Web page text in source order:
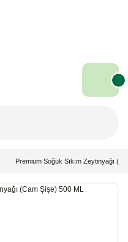
Premium Soğuk Sıkım Zeytinyağı